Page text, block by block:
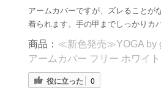
アームカバーですが、ズレることが
着られます。手の甲までしっかりカ
商品： ≪新色発売≫YOGA by
アームカバー フリー ホワイト
役に立った 0